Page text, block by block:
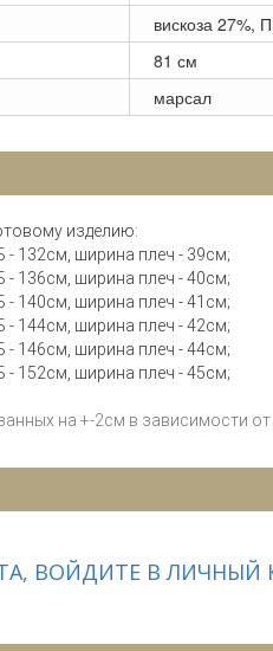
вискоза 27%,
81 см
марсал
изделию:
- 132см, ширина плеч - 39см;
- 136см, ширина плеч - 40см;
- 140см, ширина плеч - 41см;
- 144см, ширина плеч - 42см;
- 146см, ширина плеч - 44см;
- 152см, ширина плеч - 45см;
на +-2см в зависимости
ВОЙДИТЕ В ЛИЧНЫЙ